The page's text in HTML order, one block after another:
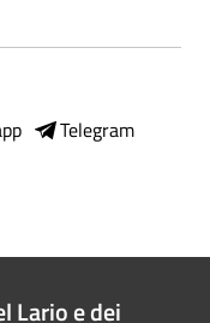
Telegram
Lario e dei